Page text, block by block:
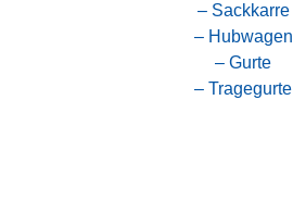
– Sackkarre
– Hubwagen
– Gurte
– Tragegurte